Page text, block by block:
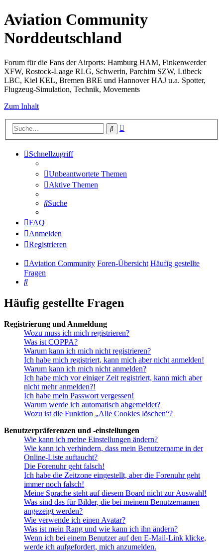
Aviation Community
Norddeutschland
Forum für die Fans der Airports: Hamburg HAM, Finkenwerder
XFW, Rostock-Laage RLG, Schwerin, Parchim SZW, Lübeck
LBC, Kiel KEL, Bremen BRE und Hannover HAJ u.a. Spotter,
Flugzeug-Simulation, Technik, Movements
Zum Inhalt
Suche
Schnellzugriff
Unbeantwortete Themen
Aktive Themen
Suche
FAQ
Anmelden
Registrieren
Aviation Community Foren-Übersicht Häufig gestellte
Fragen
Suche
Häufig gestellte Fragen
Registrierung und Anmeldung
Wozu muss ich mich registrieren?
Was ist COPPA?
Warum kann ich mich nicht registrieren?
Ich habe mich registriert, kann mich aber nicht anmelden!
Warum kann ich mich nicht anmelden?
Ich habe mich vor einiger Zeit registriert, kann mich aber
nicht mehr anmelden?!
Ich habe mein Passwort vergessen!
Warum werde ich automatisch abgemeldet?
Wozu ist die Funktion „Alle Cookies löschen“?
Benutzerpräferenzen und -einstellungen
Wie kann ich meine Einstellungen ändern?
Wie kann ich verhindern, dass mein Benutzername in der
Online-Liste auftaucht?
Die Forenuhr geht falsch!
Ich habe die Zeitzone eingestellt, aber die Forenuhr geht
immer noch falsch!
Meine Sprache steht auf diesem Board nicht zur Auswahl!
Was sind das für Bilder, die bei meinem Benutzernamen
angezeigt werden?
Wie verwende ich einen Avatar?
Was ist mein Rang und wie kann ich ihn ändern?
Wenn ich bei einem Benutzer auf den E-Mail-Link klicke,
werde ich aufgefordert, mich anzumelden.